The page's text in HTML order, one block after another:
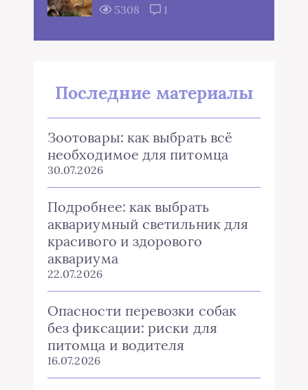
5308
1
Последние материалы
Зоотовары: как выбрать всё
необходимое для питомца
30.07.2026
Подробнее: как выбрать
аквариумный светильник для
красивого и здорового
аквариума
22.07.2026
Опасности перевозки собак
без фиксации: риски для
питомца и водителя
16.07.2026